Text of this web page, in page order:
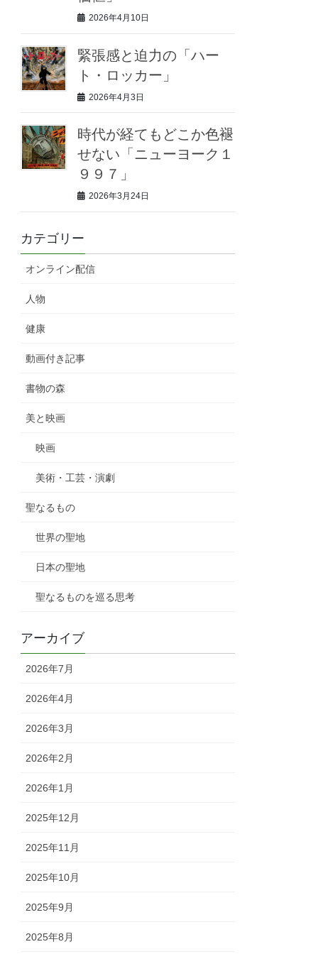
2026年4月10日
緊張感と迫力の「ハー
ト・ロッカー」
2026年4月3日
時代が経てもどこか色褪
せない「ニューヨーク１
９９７」
2026年3月24日
カテゴリー
オンライン配信
人物
健康
動画付き記事
書物の森
美と映画
映画
美術・工芸・演劇
聖なるもの
世界の聖地
日本の聖地
聖なるものを巡る思考
アーカイブ
2026年7月
2026年4月
2026年3月
2026年2月
2026年1月
2025年12月
2025年11月
2025年10月
2025年9月
2025年8月